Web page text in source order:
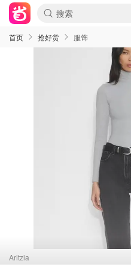
首页 抢好货 服饰
Aritzia